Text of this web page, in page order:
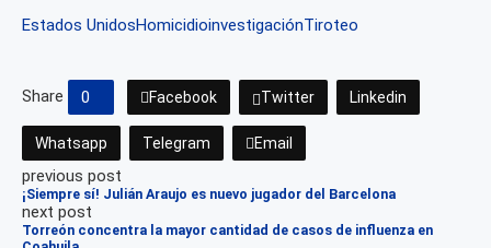
Estados UnidosHomicidioinvestigaciónTiroteo
Share 0 Facebook Twitter Linkedin
Whatsapp Telegram Email
previous post
¡Siempre sí! Julián Araujo es nuevo jugador del Barcelona
next post
Torreón concentra la mayor cantidad de casos de influenza en